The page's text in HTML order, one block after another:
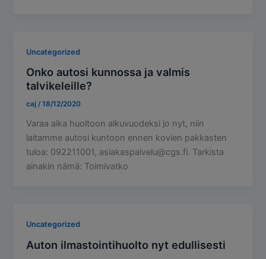
Uncategorized
Onko autosi kunnossa ja valmis
talvikeleille?
caj/18/12/2020
Varaa aika huoltoon alkuvuodeksi jo nyt, niin
laitamme autosi kuntoon ennen kovien pakkasten
tuloa: 092211001, asiakaspalvelu@cgs.fi. Tarkista
ainakin nämä: Toimivatko
Uncategorized
Auton ilmastointihuolto nyt edullisesti